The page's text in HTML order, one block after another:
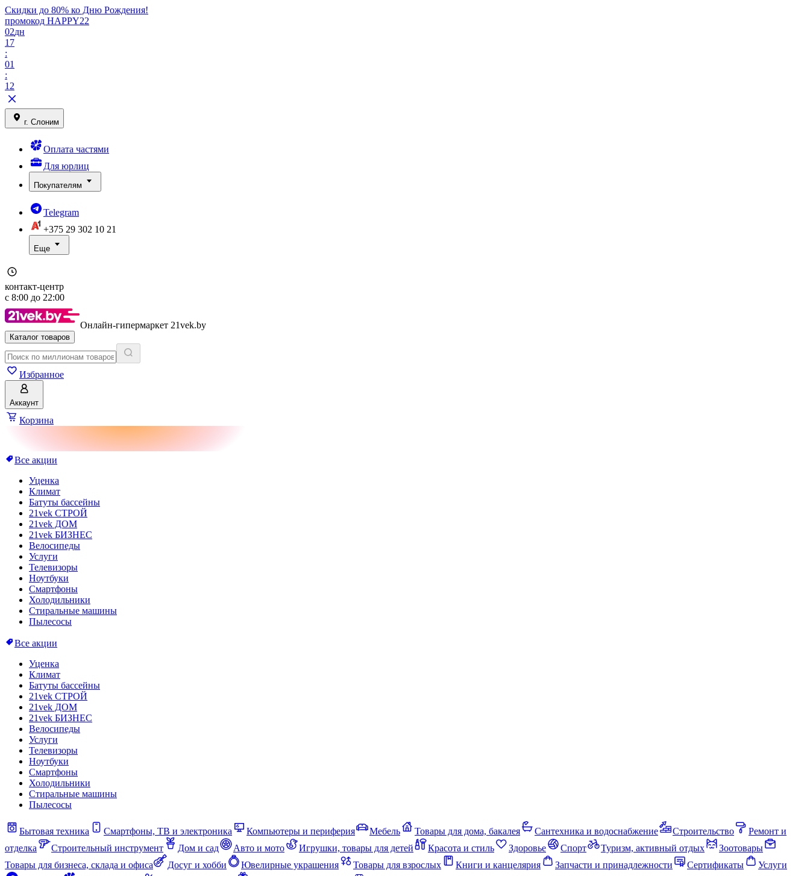
Скидки до 80% ко Дню Рождения!
промокод HAPPY22
02дн
17
:
01
:
12
г. Слоним
Оплата частями
Для юрлиц
Покупателям
Telegram
+375 29 302 10 21
Еще
контакт-центр
с 8:00 до 22:00
Онлайн-гипермаркет 21vek.by
Каталог товаров
Избранное
Аккаунт
Корзина
Все акции
Уценка
Климат
Батуты бассейны
21vek СТРОЙ
21vek ДОМ
21vek БИЗНЕС
Велосипеды
Услуги
Телевизоры
Ноутбуки
Смартфоны
Холодильники
Стиральные машины
Пылесосы
Все акции
Уценка
Климат
Батуты бассейны
21vek СТРОЙ
21vek ДОМ
21vek БИЗНЕС
Велосипеды
Услуги
Телевизоры
Ноутбуки
Смартфоны
Холодильники
Стиральные машины
Пылесосы
Бытовая техника Смартфоны, ТВ и электроника Компьютеры и периферия Мебель Товары для дома, бакалея Сантехника и водоснабжение Строительство
Ремонт и
отделка
Строительный инструмент Дом и сад Авто и мото Игрушки, товары для детей Красота и стиль Здоровье Спорт Туризм, активный отдых
Зоотовары
Товары для бизнеса, склада и офиса
Досуг и хобби Ювелирные украшения Товары для взрослых Книги и канцелярия Запчасти и принадлежности Сертификаты
Услуги